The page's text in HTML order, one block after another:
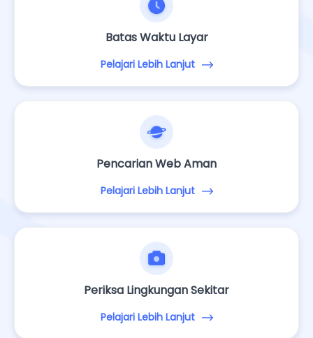
Batas Waktu Layar
Pelajari Lebih Lanjut
Pencarian Web Aman
Pelajari Lebih Lanjut
Periksa Lingkungan Sekitar
Pelajari Lebih Lanjut